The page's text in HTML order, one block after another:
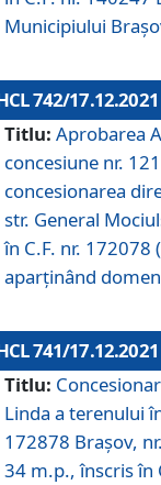
Municipiului
742/17.12.2021
Titlu: Aprobarea
concesiune nr.
concesionarea
str. General
în C.F. nr.
aparținând
741/17.12.2021
Titlu:
Linda a terenului
172878 Brașov,
34 m.p., înscris în